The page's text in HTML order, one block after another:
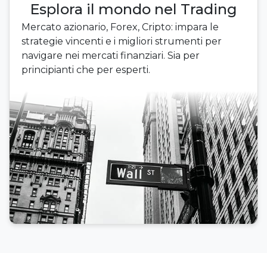
Esplora il mondo nel Trading
Mercato azionario, Forex, Cripto: impara le
strategie vincenti e i migliori strumenti per
navigare nei mercati finanziari. Sia per
principianti che per esperti.